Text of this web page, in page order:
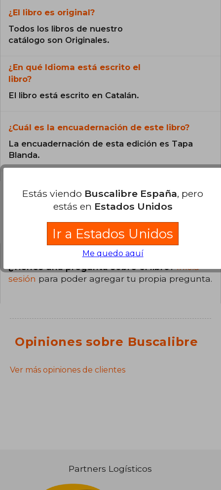
¿El libro es original?
Todos los libros de nuestro
catálogo son Originales.
¿En qué Idioma está escrito el
libro?
El libro está escrito en Catalán.
¿Cuál es la encuadernación de este libro?
La encuadernación de esta edición es Tapa
Blanda.
Preguntas y respuestas sobre el libro
¿Tienes una pregunta sobre el libro?Inicia
sesión para poder agregar tu propia pregunta.
Opiniones sobre Buscalibre
Ver más opiniones de clientes
Partners Logísticos
Estás viendo Buscalibre España, pero
estás en Estados Unidos
Ir a Estados Unidos
Me quedo aquí